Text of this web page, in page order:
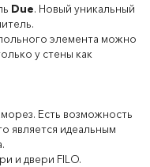
Due. Новый уникальный
элемента можно
у стены как
Есть возможность
является идеальным
и двери FILO.